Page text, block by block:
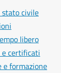
stato civile
libero
e certificati
e formazione